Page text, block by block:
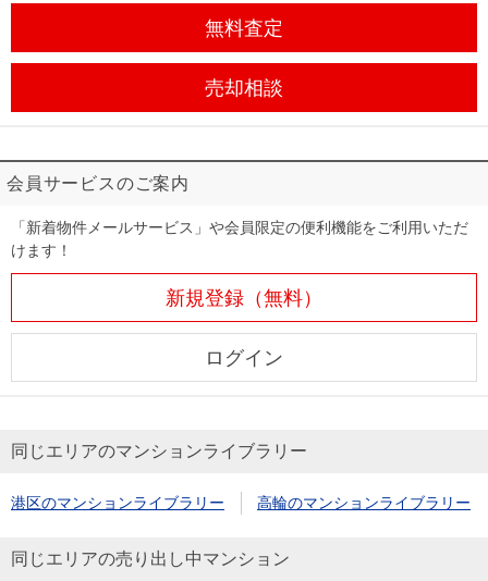
無料査定
売却相談
会員サービスのご案内
「新着物件メールサービス」や会員限定の便利機能をご利用いただ
けます！
新規登録（無料）
ログイン
同じエリアのマンションライブラリー
港区のマンションライブラリー 高輪のマンションライブラリー
同じエリアの売り出し中マンション